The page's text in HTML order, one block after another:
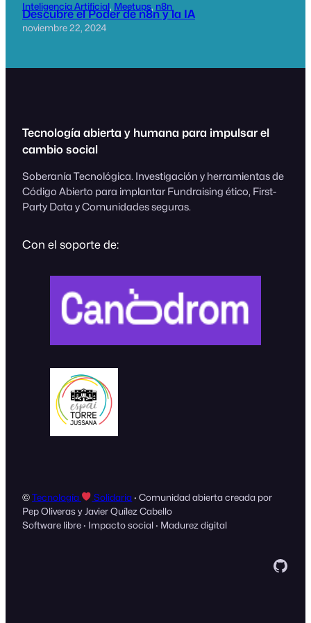
Inteligencia Artificial, Meetups, n8n
Descubre el Poder de n8n y la IA
noviembre 22, 2024
Tecnología abierta y humana para impulsar el
cambio social
Soberanía Tecnológica. Investigación y herramientas de
Código Abierto para implantar Fundraising ético, First-
Party Data y Comunidades seguras.
Con el soporte de:
©Tecnología Solidaria· Comunidad abierta creada por
Pep Oliveras y Javier Quílez Cabello
Software libre · Impacto social · Madurez digital